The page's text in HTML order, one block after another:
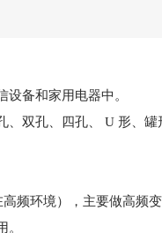
备和家用电器中。
双孔、四孔、 U 形、罐
频环境），主要做高频